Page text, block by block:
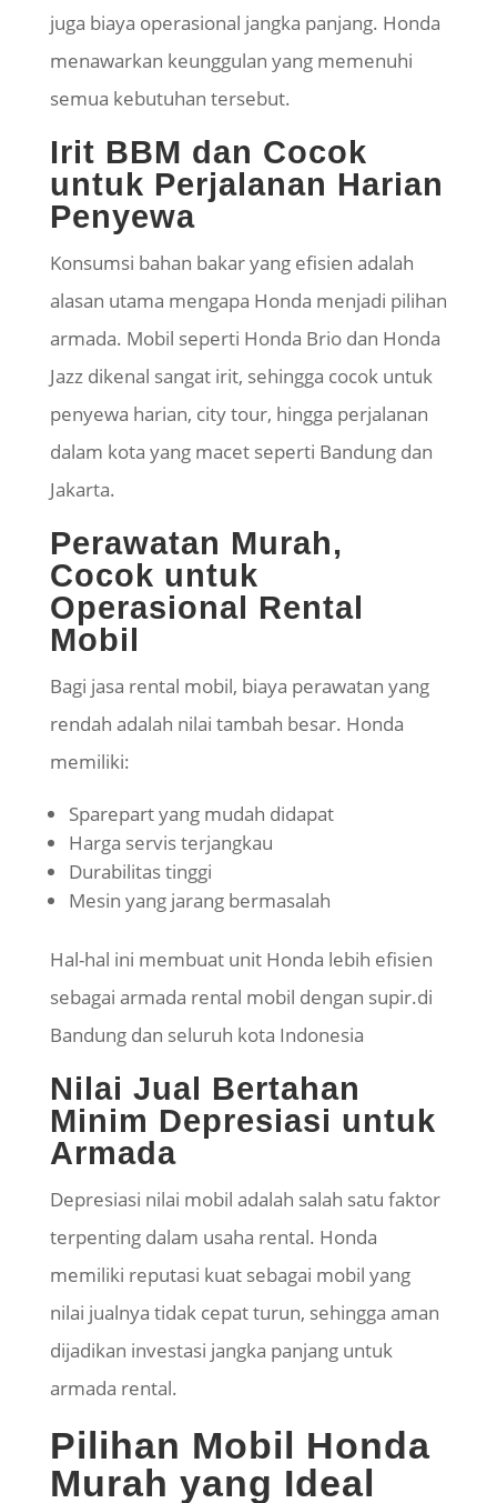
juga biaya operasional jangka panjang. Honda
menawarkan keunggulan yang memenuhi
semua kebutuhan tersebut.
Irit BBM dan Cocok
untuk Perjalanan Harian
Penyewa
Konsumsi bahan bakar yang efisien adalah
alasan utama mengapa Honda menjadi pilihan
armada. Mobil seperti Honda Brio dan Honda
Jazz dikenal sangat irit, sehingga cocok untuk
penyewa harian, city tour, hingga perjalanan
dalam kota yang macet seperti Bandung dan
Jakarta.
Perawatan Murah,
Cocok untuk
Operasional Rental
Mobil
Bagi jasa rental mobil, biaya perawatan yang
rendah adalah nilai tambah besar. Honda
memiliki:
Sparepartyang mudah didapat
Harga servis terjangkau
Durabilitastinggi
Mesin yang jarang bermasalah
Hal-hal ini membuat unit Honda lebih efisien
sebagai armada rental mobil dengan supir.di
Bandung dan seluruh kota Indonesia
Nilai Jual Bertahan
Minim Depresiasi untuk
Armada
Depresiasi nilai mobil adalah salah satu faktor
terpenting dalam usaha rental. Honda
memiliki reputasi kuat sebagai mobil yang
nilai jualnya tidak cepat turun, sehingga aman
dijadikan investasi jangka panjang untuk
armada rental.
Pilihan Mobil Honda
Murah yang Ideal